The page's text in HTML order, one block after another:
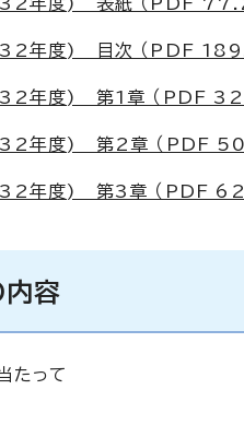
32年度) 目次 （PDF
32年度) 第1章 （PDF
32年度) 第2章 （PDF
32年度) 第3章 （PDF
容
たって